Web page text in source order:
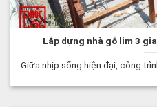
Lắp dựng nhà gỗ lim 3
Giữa nhịp sống hiện đại, công